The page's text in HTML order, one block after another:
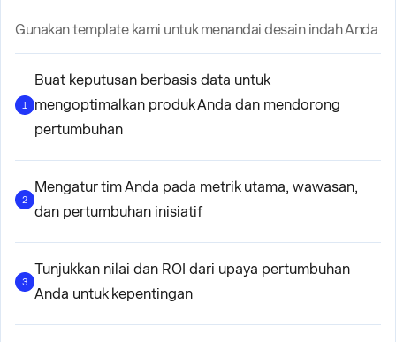
Gunakan template kami untuk menandai desain indah Anda
1
Buat keputusan berbasis data untuk
mengoptimalkan produk Anda dan mendorong
pertumbuhan
2
Mengatur tim Anda pada metrik utama, wawasan,
dan pertumbuhan inisiatif
3
Tunjukkan nilai dan ROI dari upaya pertumbuhan
Anda untuk kepentingan